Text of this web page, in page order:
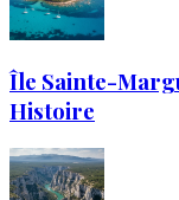
Île Sainte-
Histoire